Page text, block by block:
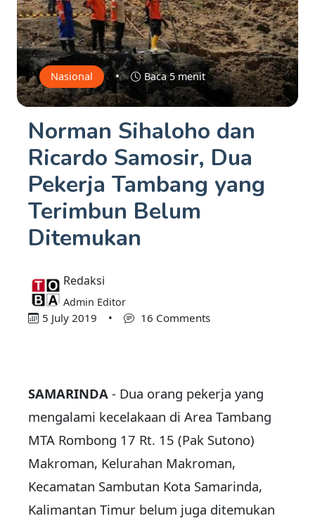
Nasional • Baca 5 menit
Norman Sihaloho dan
Ricardo Samosir, Dua
Pekerja Tambang yang
Terimbun Belum
Ditemukan
Redaksi
Admin Editor
5 July 2019 • 16 Comments
SAMARINDA - Dua orang pekerja yang
mengalami kecelakaan di Area Tambang
MTA Rombong 17 Rt. 15 (Pak Sutono)
Makroman, Kelurahan Makroman,
Kecamatan Sambutan Kota Samarinda,
Kalimantan Timur belum juga ditemukan